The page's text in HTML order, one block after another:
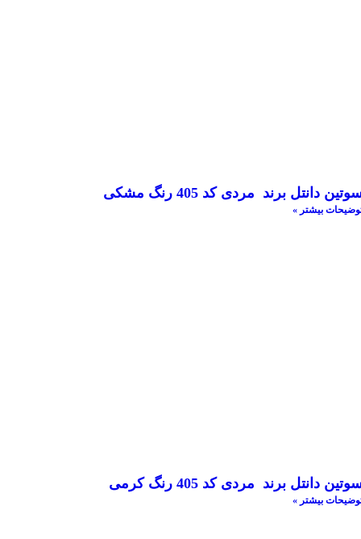
دانتل برند مردی کد 405 رنگ مشکی
بیشتر »
دانتل برند مردی کد 405 رنگ کرمی
بیشتر »